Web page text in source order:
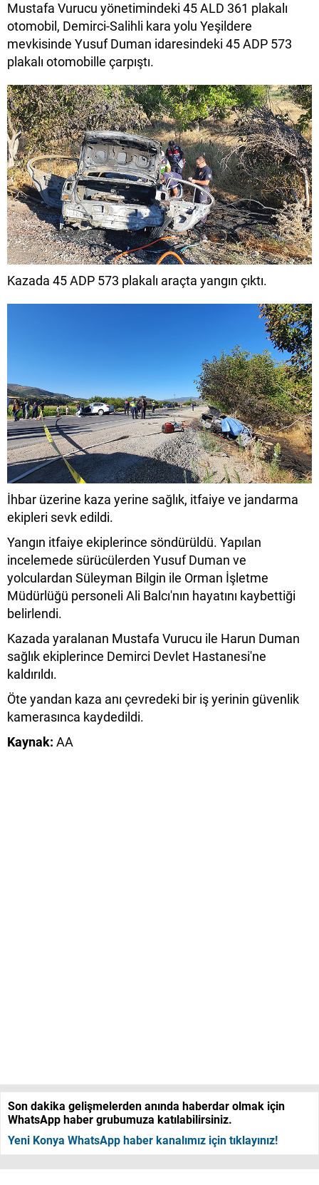
Mustafa Vurucu yönetimindeki 45 ALD 361 plakalı
otomobil, Demirci-Salihli kara yolu Yeşildere
mevkisinde Yusuf Duman idaresindeki 45 ADP 573
plakalı otomobille çarpıştı.
Kazada 45 ADP 573 plakalı araçta yangın çıktı.
İhbar üzerine kaza yerine sağlık, itfaiye ve jandarma
ekipleri sevk edildi.
Yangın itfaiye ekiplerince söndürüldü. Yapılan
incelemede sürücülerden Yusuf Duman ve
yolculardan Süleyman Bilgin ile Orman İşletme
Müdürlüğü personeli Ali Balcı'nın hayatını kaybettiği
belirlendi.
Kazada yaralanan Mustafa Vurucu ile Harun Duman
sağlık ekiplerince Demirci Devlet Hastanesi'ne
kaldırıldı.
Öte yandan kaza anı çevredeki bir iş yerinin güvenlik
kamerasınca kaydedildi.
Kaynak: AA
Son dakika gelişmelerden anında haberdar olmak için
WhatsApp haber grubumuza katılabilirsiniz.
Yeni Konya WhatsApp haber kanalımız için tıklayınız!